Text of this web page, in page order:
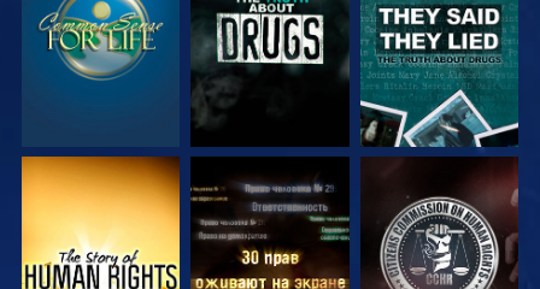
СМОТРЕТЬ СМОТРЕТЬ СМОТРЕТЬ